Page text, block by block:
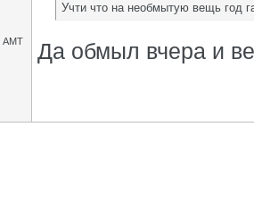
АМТ
Учти что на необмытую вещь год
Да обмыл вчера и